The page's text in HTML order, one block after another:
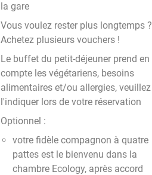
la gare
Vous voulez rester plus longtemps ?
Achetez plusieurs vouchers !
Le buffet du petit-déjeuner prend en
compte les végétariens, besoins
alimentaires et/ou allergies, veuillez
l'indiquer lors de votre réservation
Optionnel :
votre fidèle compagnon à quatre
pattes est le bienvenu dans la
chambre Ecology, après accord